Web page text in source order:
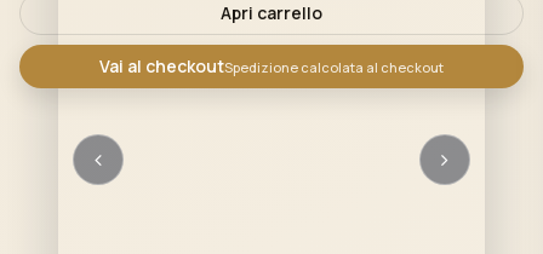
Apri carrello
Vai al checkoutSpedizione calcolata al checkout